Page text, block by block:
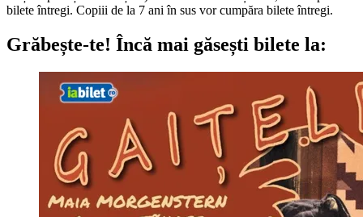
bilete întregi. Copiii de la 7 ani în sus vor cumpăra bilete întregi.
Grăbește-te! Încă mai găsești bilete la: